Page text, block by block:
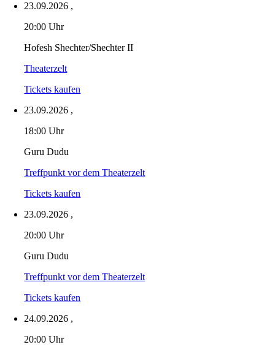
23.09.2026 ,
20:00 Uhr
Hofesh Shechter/Shechter II
Theaterzelt
Tickets kaufen
23.09.2026 ,
18:00 Uhr
Guru Dudu
Treffpunkt vor dem Theaterzelt
Tickets kaufen
23.09.2026 ,
20:00 Uhr
Guru Dudu
Treffpunkt vor dem Theaterzelt
Tickets kaufen
24.09.2026 ,
20:00 Uhr